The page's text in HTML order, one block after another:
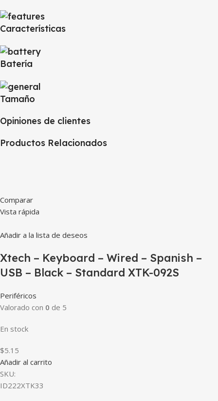
Características
Batería
Tamaño
Opiniones de clientes
Productos Relacionados
Comparar
Vista rápida
Añadir a la lista de deseos
Xtech – Keyboard – Wired – Spanish –
USB – Black – Standard XTK-092S
Periféricos
Valorado con 0 de 5
En stock
$5.15
Añadir al carrito
SKU:
ID222XTK33